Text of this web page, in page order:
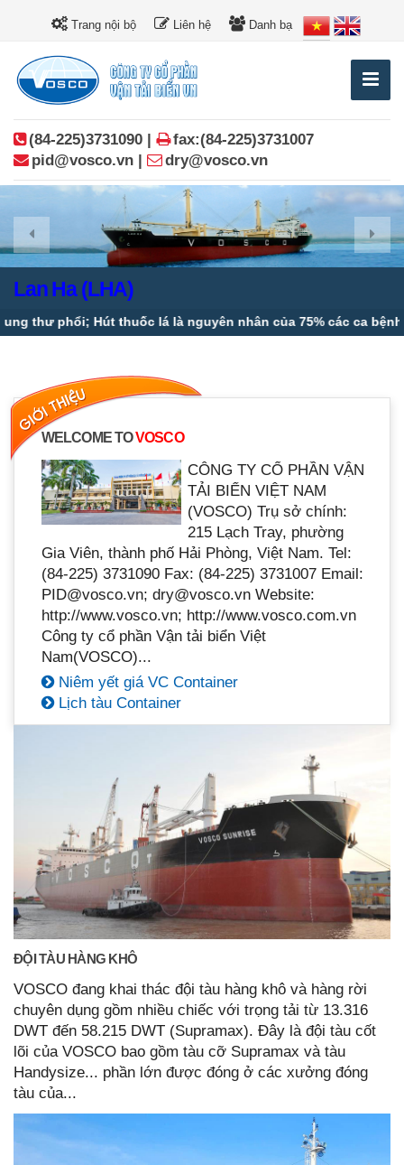
Trang nội bộ Liên hệ Danh bạ
(84-225)3731090 |
fax:(84-225)3731007
pid@vosco.vn |
dry@vosco.vn
Lan Ha (LHA)
Hút thuốc lá là nguyên nhân của 75% các ca bệnh phổi tắc
WELCOME TOVOSCO
CÔNG TY CỔ PHẦN VẬN
TẢI BIỂN VIỆT NAM
(VOSCO) Trụ sở chính:
215 Lạch Tray, phường
Gia Viên, thành phố Hải Phòng, Việt Nam. Tel:
(84-225) 3731090 Fax: (84-225) 3731007 Email:
PID@vosco.vn; dry@vosco.vn Website:
http://www.vosco.vn; http://www.vosco.com.vn
Công ty cổ phần Vận tải biển Việt
Nam(VOSCO)...
Niêm yết giá VC Container
Lịch tàu Container
ĐỘI TÀU HÀNG KHÔ
VOSCO đang khai thác đội tàu hàng khô và hàng rời
chuyên dụng gồm nhiều chiếc với trọng tải từ 13.316
DWT đến 58.215 DWT (Supramax). Đây là đội tàu cốt
lõi của VOSCO bao gồm tàu cỡ Supramax và tàu
Handysize... phần lớn được đóng ở các xưởng đóng
tàu của...